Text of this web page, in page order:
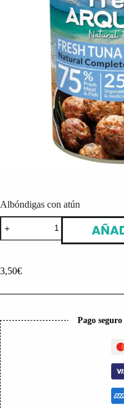
Albóndigas con atún
Albóndigas
con
atún
3,50€
Pago